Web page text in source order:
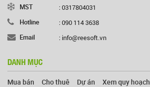
MST
: 0317804031
Hotline
: 090 114 3638
Email
: info@reesoft.vn
DANH MỤC
Mua bán Cho thuê Dự án Xem quy hoạch